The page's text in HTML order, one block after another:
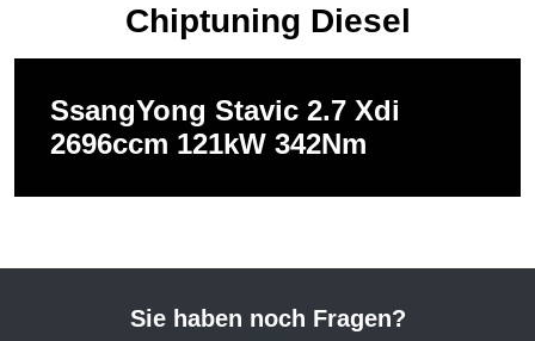
Chiptuning Diesel
SsangYong Stavic 2.7 Xdi
2696ccm 121kW 342Nm
Sie haben noch Fragen?